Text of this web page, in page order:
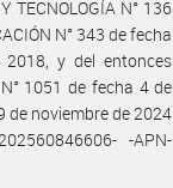
TECNOLOGÍA N° 136
N° 343 de fecha
y del entonces
N° 1051 de fecha 4 de
de noviembre de 2024
-APN-